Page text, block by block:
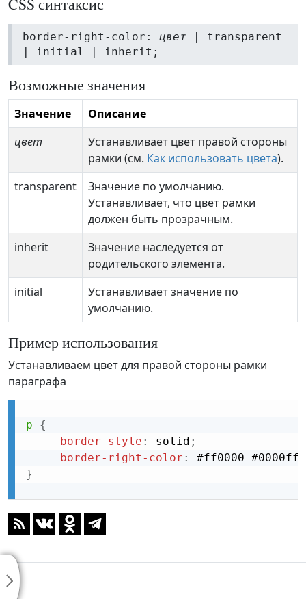
border-right-color: цвет | transparent
| initial | inherit;
Возможные значения
Значение
Описание
цвет
Устанавливает цвет правой стороны
рамки (см. Как использовать цвета).
transparent
Значение по умолчанию.
Устанавливает, что цвет рамки
должен быть прозрачным.
inherit
Значение наследуется от
родительского элемента.
initial
Устанавливает значение по
умолчанию.
Пример использования
Устанавливаем цвет для правой стороны рамки
параграфа
p
{
border-style : solid ;
border-right-color : #ff0000 #0000ff
}